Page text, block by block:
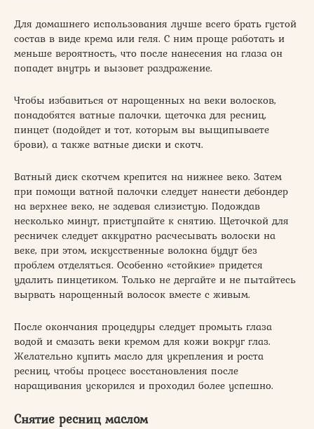
Для домашнего использования лучше всего брать густой
состав в виде крема или геля. С ним проще работать и
меньше вероятность, что после нанесения на глаза он
попадет внутрь и вызовет раздражение.
Чтобы избавиться от нарощенных на веки волосков,
понадобятся ватные палочки, щеточка для ресниц,
пинцет (подойдет и тот, которым вы выщипываете
брови), а также ватные диски и скотч.
Ватный диск скотчем крепится на нижнее веко. Затем
при помощи ватной палочки следует нанести дебондер
на верхнее веко, не задевая слизистую. Подождав
несколько минут, приступайте к снятию. Щеточкой для
ресничек следует аккуратно расчесывать волоски на
веке, при этом, искусственные волокна будут без
проблем отделяться. Особенно «стойкие» придется
удалить пинцетиком. Только не дергайте и не пытайтесь
вырвать нарощенный волосок вместе с живым.
После окончания процедуры следует промыть глаза
водой и смазать веки кремом для кожи вокруг глаз.
Желательно купить масло для укрепления и роста
ресниц, чтобы процесс восстановления после
наращивания ускорился и проходил более успешно.
Снятие ресниц маслом